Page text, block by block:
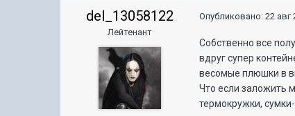
del_13058122
Лейтенант
Опубликовано:22 авг
Собственно все
вдруг супер
весомые плюшки в
Что если заложить
термокружки,